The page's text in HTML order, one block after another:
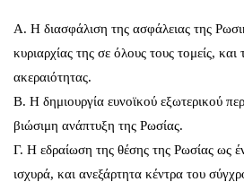
A. Η διασφάλιση της ασφάλειας της
κυριαρχίας της σε όλους τους τομείς, και
ακεραιότητας.
B. Η δημιουργία ευνοϊκού εξωτερικού
βιώσιμη ανάπτυξη της Ρωσίας.
Γ. Η εδραίωση της θέσης της Ρωσίας ως
ισχυρά, και ανεξάρτητα κέντρα του